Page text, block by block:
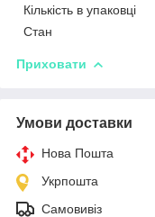
Кількість в упаковці
Стан
Приховати
Умови доставки
Нова Пошта
Укрпошта
Самовивіз